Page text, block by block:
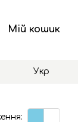
Мій кошик
Укр